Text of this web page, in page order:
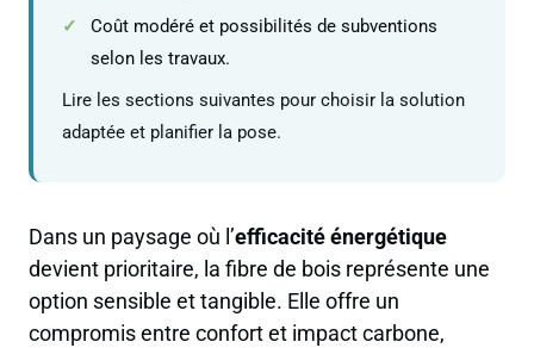
Coût modéré et possibilités de subventions
selon les travaux.
Lire les sections suivantes pour choisir la solution
adaptée et planifier la pose.
Dans un paysage où l’efficacité énergétique
devient prioritaire, la fibre de bois représente une
option sensible et tangible. Elle offre un
compromis entre confort et impact carbone,